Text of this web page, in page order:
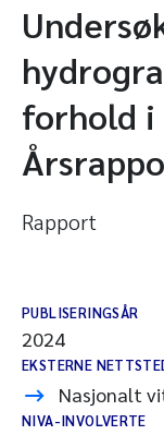
forhold i
Rapport
PUBLISERINGSÅR
2024
EKSTERNE
Nasjonalt
NIVA-INVOLVERTE